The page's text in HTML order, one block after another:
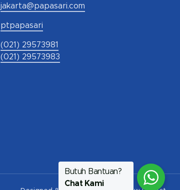
jakarta@papasari.com
ptpapasari
(021) 29573981
(021) 29573983
Butuh Bantuan?
Chat Kami